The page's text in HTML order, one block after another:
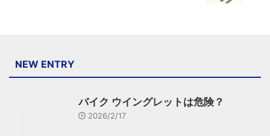
NEW ENTRY
バイク ウイングレットは危険？
2026/2/17